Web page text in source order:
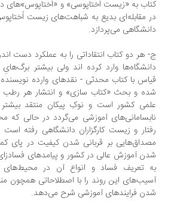
به «زیست اُختاپوسی» و «اُختاپوس»‌های
مقابله‌ای بدیع به شباهت‌های زیست اُختاپوس
می‌پردازد.
هر دو کتاب انتقاداتی را به عملکرد دست
وارد کرده اند ولی بیشتر برگ‌هایِ کتابِ
با کتاب محدثی - نقدهای وارده نویسنده بر
کشور است و نوکِ پیکان منتقد بیشتر
آموزشی می‌گردد در حالی که محدثی
و زیست کارگزاران دانشگاهی رفته است و با
بر قربانی شدن کیفیت در پای کمیّت،
آموزش عالی در کشور و پیامدهای فسادزای آن
تعریف فساد و انواع آن در محیط‌های
این روند را با اصطلاحاتی همچون
فرایند‌های آموزشی شرح می‌دهد.